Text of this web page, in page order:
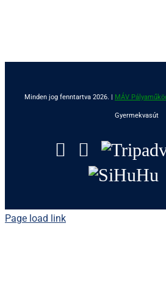
Minden jog fenntartva 2026. | MÁV
Gyermekvasút
Facebook
Instagram
SiHuHu
Page load link